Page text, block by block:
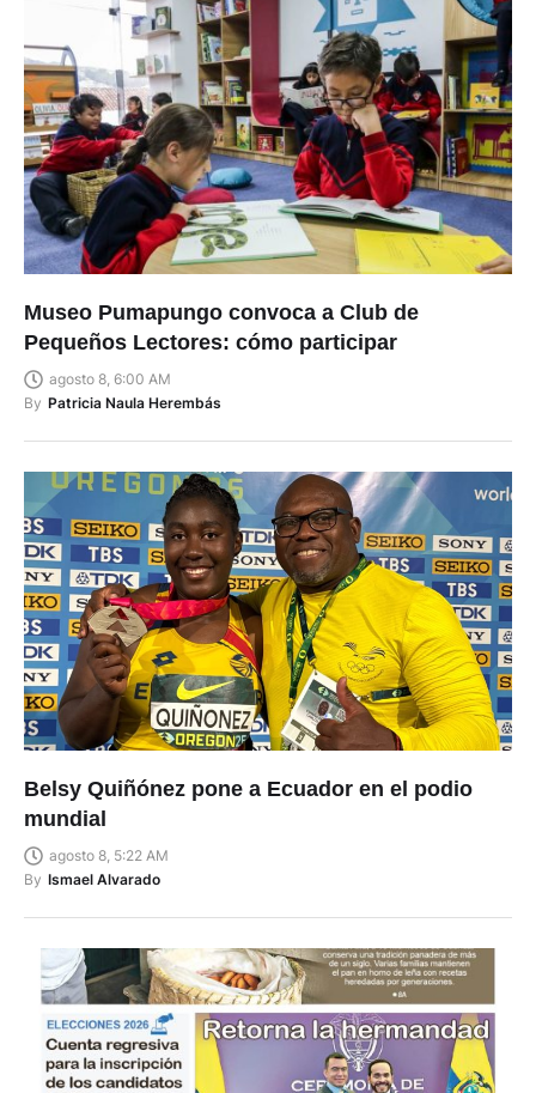
Museo Pumapungo convoca a Club de
Pequeños Lectores: cómo participar
agosto 8, 6:00 AM
By Patricia Naula Herembás
Belsy Quiñónez pone a Ecuador en el podio
mundial
agosto 8, 5:22 AM
By Ismael Alvarado